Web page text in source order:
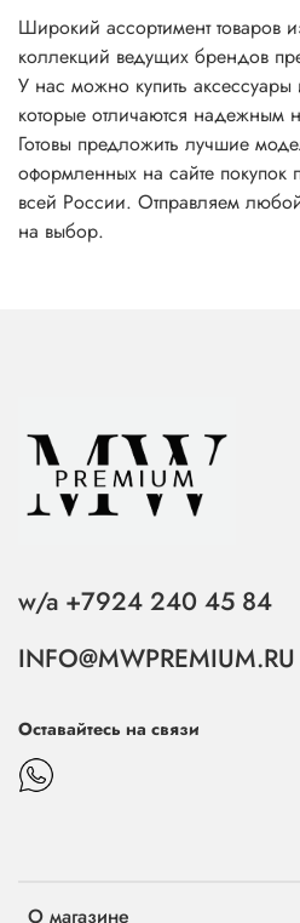
Широкий ассортимент товаров
коллекций ведущих брендов
У нас можно купить
которые отличаются надежным
Готовы предложить лучшие
оформленных на сайте покупок
всей России. Отправляем
на выбор.
О магазине
w/a +7924 240 45 84
INFO@MWPREMIUM.RU
Оставайтесь на связи